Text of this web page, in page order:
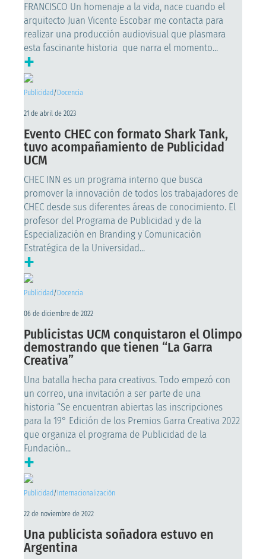
FRANCISCO Un homenaje a la vida, nace cuando el
arquitecto Juan Vicente Escobar me contacta para
realizar una producción audiovisual que plasmara
esta fascinante historia que narra el momento...
+
Publicidad/ Docencia
21 de abril de 2023
Evento CHEC con formato Shark Tank,
tuvo acompañamiento de Publicidad
UCM
CHEC INN es un programa interno que busca
promover la innovación de todos los trabajadores de
CHEC desde sus diferentes áreas de conocimiento. El
profesor del Programa de Publicidad y de la
Especialización en Branding y Comunicación
Estratégica de la Universidad...
+
Publicidad/ Docencia
06 de diciembre de 2022
Publicistas UCM conquistaron el Olimpo
demostrando que tienen “La Garra
Creativa”
Una batalla hecha para creativos. Todo empezó con
un correo, una invitación a ser parte de una
historia “Se encuentran abiertas las inscripciones
para la 19° Edición de los Premios Garra Creativa 2022
que organiza el programa de Publicidad de la
Fundación...
+
Publicidad/ Internacionalización
22 de noviembre de 2022
Una publicista soñadora estuvo en
Argentina